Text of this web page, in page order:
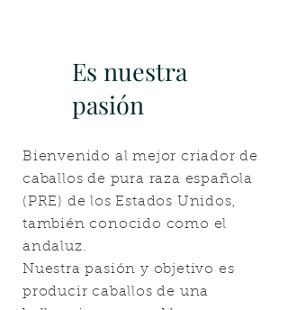
Es nuestra
pasión
Bienvenido al mejor criador de
caballos de pura raza española
(PRE) de los Estados Unidos,
también conocido como el
andaluz.
Nuestra pasión y objetivo es
producir caballos de una